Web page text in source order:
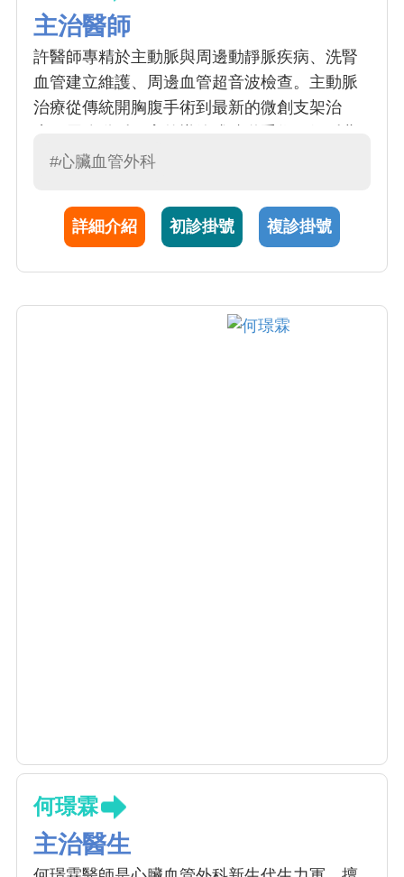
主治醫師
許醫師專精於主動脈與周邊動靜脈疾病、洗腎
血管建立維護、周邊血管超音波檢查。主動脈
治療從傳統開胸腹手術到最新的微創支架治
張微創雷射與硬化劑注射治療、深層靜脈栓塞
直追日本。改良式葉克膜微創手術的發明人。
目前亦為外科血管檢查室負責人。
#心臟血管外科
詳細介紹 初診掛號 複診掛號
何璟霖
主治醫生